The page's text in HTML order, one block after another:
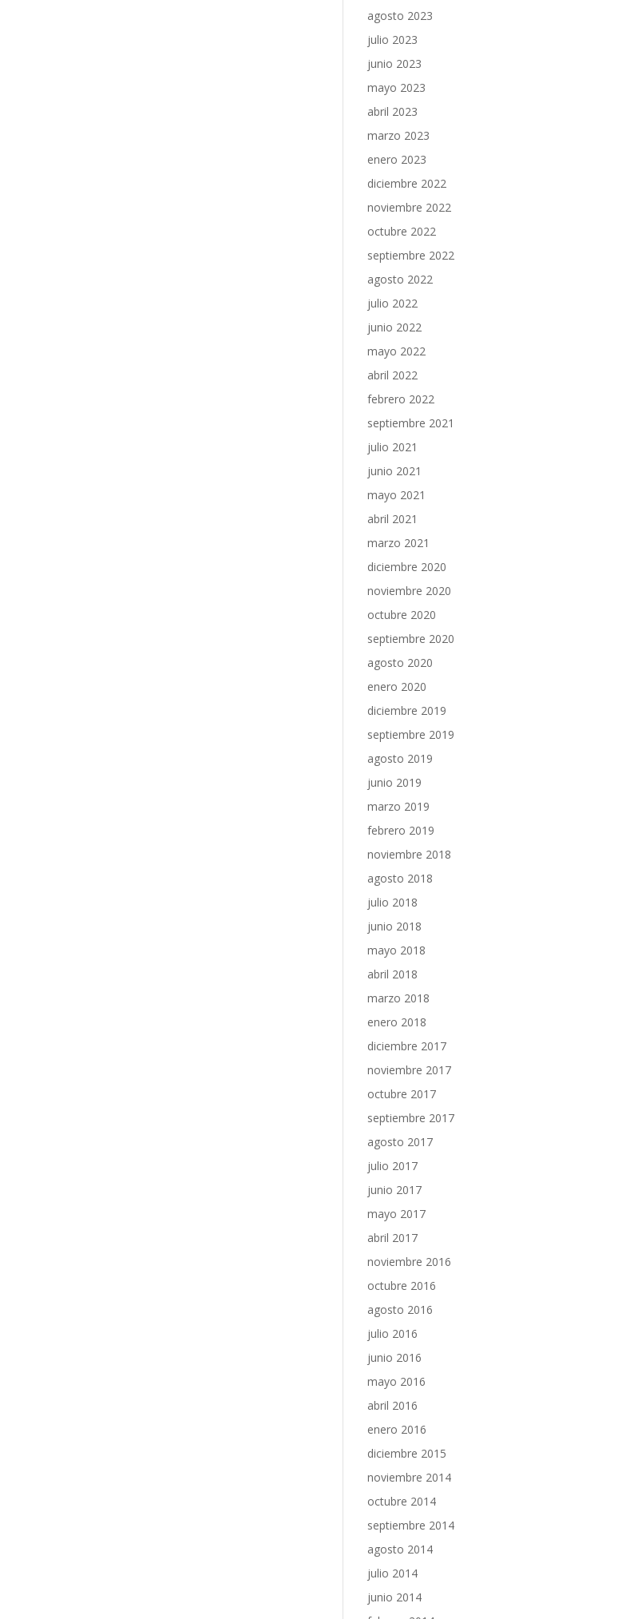
agosto 2023
julio 2023
junio 2023
mayo 2023
abril 2023
marzo 2023
enero 2023
diciembre 2022
noviembre 2022
octubre 2022
septiembre 2022
agosto 2022
julio 2022
junio 2022
mayo 2022
abril 2022
febrero 2022
septiembre 2021
julio 2021
junio 2021
mayo 2021
abril 2021
marzo 2021
diciembre 2020
noviembre 2020
octubre 2020
septiembre 2020
agosto 2020
enero 2020
diciembre 2019
septiembre 2019
agosto 2019
junio 2019
marzo 2019
febrero 2019
noviembre 2018
agosto 2018
julio 2018
junio 2018
mayo 2018
abril 2018
marzo 2018
enero 2018
diciembre 2017
noviembre 2017
octubre 2017
septiembre 2017
agosto 2017
julio 2017
junio 2017
mayo 2017
abril 2017
noviembre 2016
octubre 2016
agosto 2016
julio 2016
junio 2016
mayo 2016
abril 2016
enero 2016
diciembre 2015
noviembre 2014
octubre 2014
septiembre 2014
agosto 2014
julio 2014
junio 2014